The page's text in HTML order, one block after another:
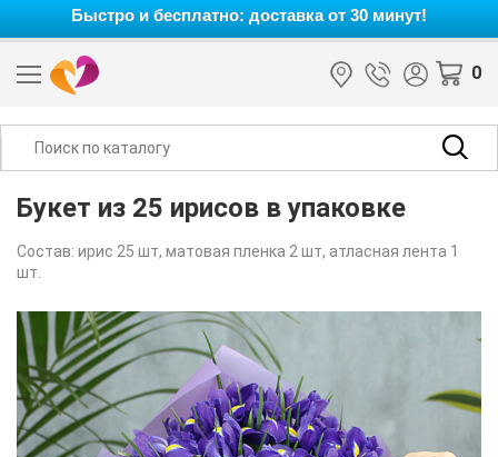
Быстро и бесплатно: доставка от 30 минут!
0
Букет из 25 ирисов в упаковке
Состав: ирис 25 шт, матовая пленка 2 шт, атласная лента 1
шт.